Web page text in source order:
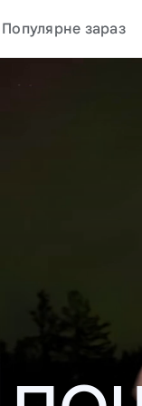
Популярне зараз